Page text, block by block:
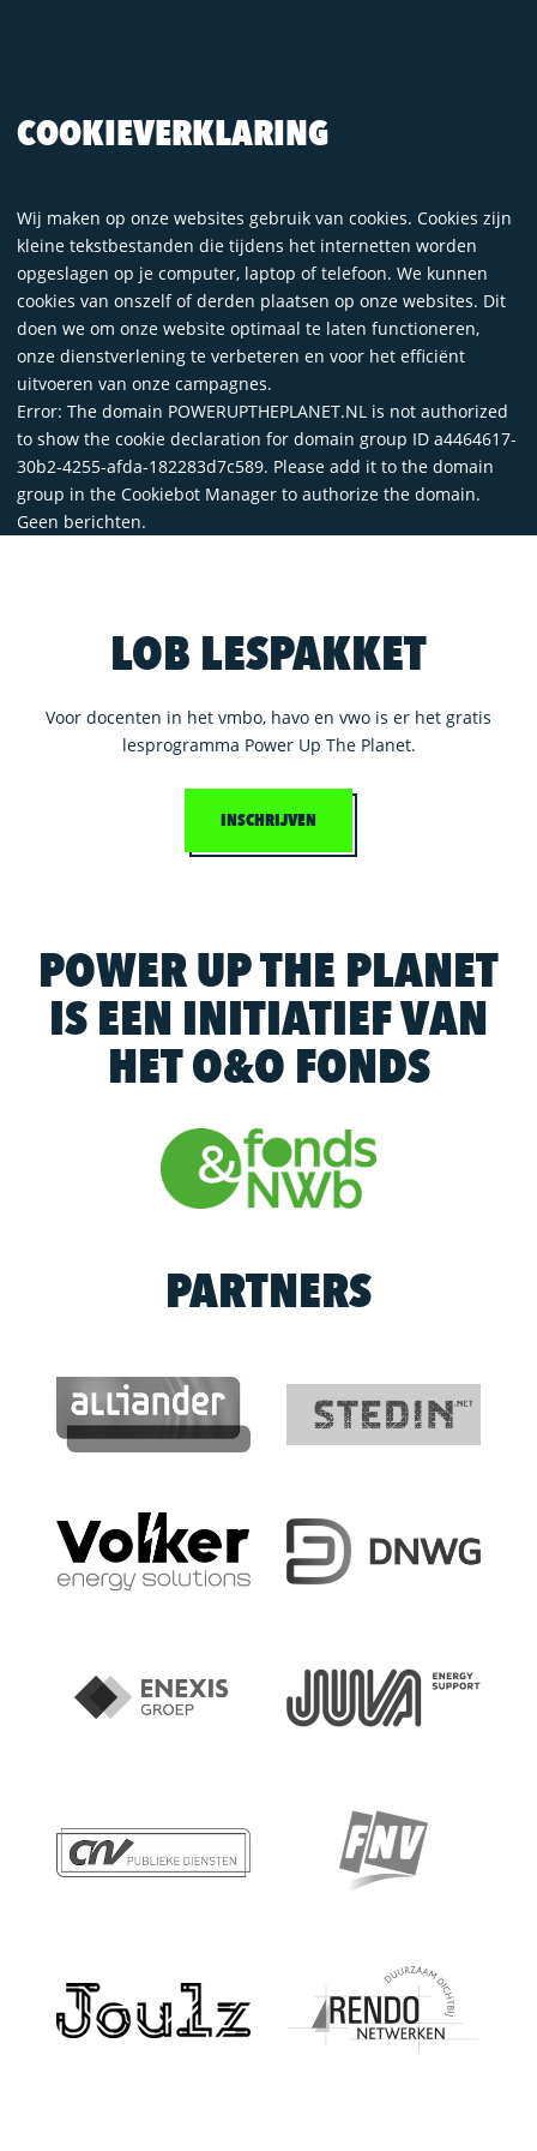
COOKIEVERKLARING
Wij maken op onze websites gebruik van cookies. Cookies zijn
kleine tekstbestanden die tijdens het internetten worden
opgeslagen op je computer, laptop of telefoon. We kunnen
cookies van onszelf of derden plaatsen op onze websites. Dit
doen we om onze website optimaal te laten functioneren,
onze dienstverlening te verbeteren en voor het efficiënt
uitvoeren van onze campagnes.
Error: The domain POWERUPTHEPLANET.NL is not authorized
to show the cookie declaration for domain group ID a4464617-
30b2-4255-afda-182283d7c589. Please add it to the domain
group in the Cookiebot Manager to authorize the domain.
Geen berichten.
LOB LESPAKKET
Voor docenten in het vmbo, havo en vwo is er het gratis
lesprogramma Power Up The Planet.
INSCHRIJVEN
POWER UP THE PLANET
IS EEN INITIATIEF VAN
HET O&O FONDS
PARTNERS